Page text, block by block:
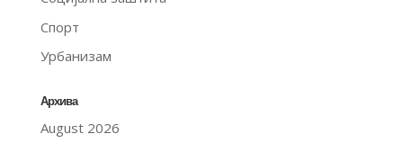
Спорт
Урбанизам
Архива
August 2026